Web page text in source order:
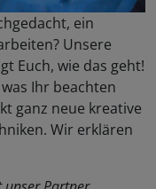
ein
Unsere
Euch, wie das geht!
Ihr beachten
ganz neue kreative
Wir erklären